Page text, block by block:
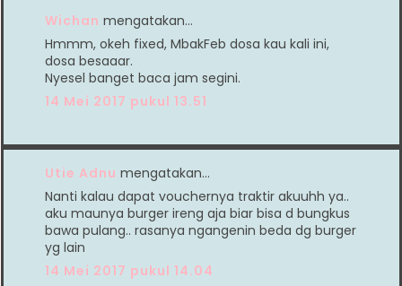
Wichan mengatakan…
Hmmm, okeh fixed, MbakFeb dosa kau kali ini,
dosa besaaar.
Nyesel banget baca jam segini.
14 Mei 2017 pukul 13.51
Utie Adnu mengatakan…
Nanti kalau dapat vouchernya traktir akuuhh ya..
aku maunya burger ireng aja biar bisa d bungkus
bawa pulang.. rasanya ngangenin beda dg burger
yg lain
14 Mei 2017 pukul 14.04